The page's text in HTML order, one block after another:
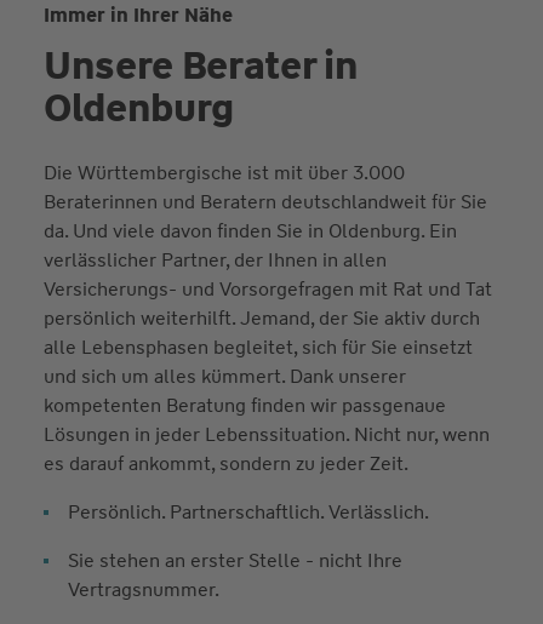
Immer in Ihrer Nähe
Unsere Berater in
Oldenburg
Die Württembergische ist mit über 3.000
Beraterinnen und Beratern deutschlandweit für Sie
da. Und viele davon finden Sie in Oldenburg. Ein
verlässlicher Partner, der Ihnen in allen
Versicherungs- und Vorsorgefragen mit Rat und Tat
persönlich weiterhilft. Jemand, der Sie aktiv durch
alle Lebensphasen begleitet, sich für Sie einsetzt
und sich um alles kümmert. Dank unserer
kompetenten Beratung finden wir passgenaue
Lösungen in jeder Lebenssituation. Nicht nur, wenn
es darauf ankommt, sondern zu jeder Zeit.
Persönlich. Partnerschaftlich. Verlässlich.
Sie stehen an erster Stelle - nicht Ihre
Vertragsnummer.